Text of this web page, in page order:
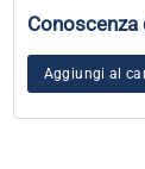
Conoscenza
Aggiungi al